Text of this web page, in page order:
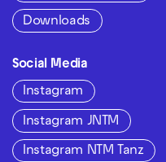
Downloads
Social Media
Instagram
Instagram JNTM
Instagram NTM Tanz